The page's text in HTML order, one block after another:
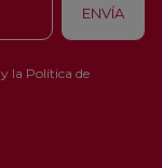
y la Política de